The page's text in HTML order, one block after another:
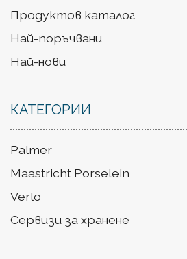
Продуктов каталог
Най-поръчвани
Най-нови
КАТЕГОРИИ
Palmer
Maastricht Porselein
Verlo
Сервизи за хранене